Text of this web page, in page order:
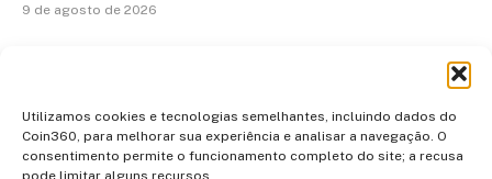
Utilizamos cookies e tecnologias semelhantes, incluindo dados do
Coin360, para melhorar sua experiência e analisar a navegação. O
consentimento permite o funcionamento completo do site; a recusa
pode limitar alguns recursos.
9 de agosto de 2026